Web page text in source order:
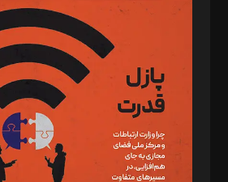
د‌بیر پیوست جهان: مینا پاکدل
د‌بیر تحریریه آنلاین: بابک نقاش
تحریریه‌: مجتبی محمود‌ی، آرش برهمند، یسنا
مصطفی مسجدی آرانی، ابوالفضل رجبی، زهرا
رستمی،مصطفی باستان
ویرایش: نگار استاد‌‌آقا
طراح یونیفرم: مجید توکلی
فیلمبرداری و عکاسی: امیر شفیعی، مانی لطفی